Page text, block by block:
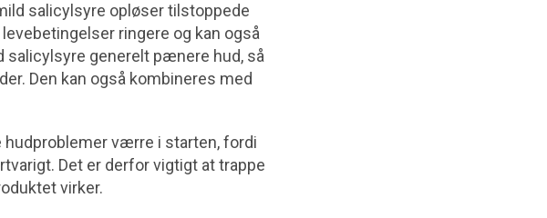
salicylsyre opløser tilstoppede
ringere og kan også
salicylsyre generelt pænere hud, så
Den kan også kombineres med
hudproblemer værre i starten, fordi
Det er derfor vigtigt at trappe
virker.